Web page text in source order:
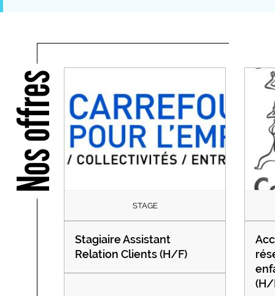
Nos offres
STAGE
Stagiaire Assistant
Relation Clients (H/F)
(H/